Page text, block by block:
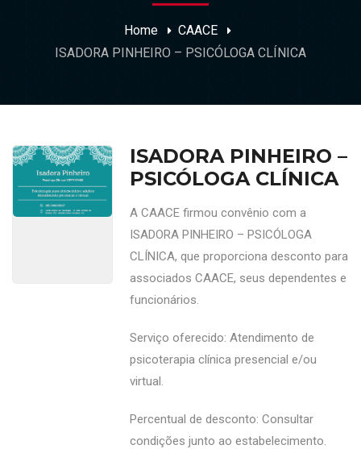
Home
CAACE
ISADORA PINHEIRO – PSICÓLOGA CLÍNICA
ISADORA PINHEIRO –
PSICÓLOGA CLÍNICA
A CAACE firmou convênio com a
ISADORA PINHEIRO – PSICÓLOGA
CLÍNICA, que proporciona desconto para
associados CAACE, seus dependentes e
funcionários.
Serviço oferecido: Atendimento de
psicoterapia clínica presencial e/ou
virtual.
Percentual de desconto: Consultar
condições junto ao estabelecimento.